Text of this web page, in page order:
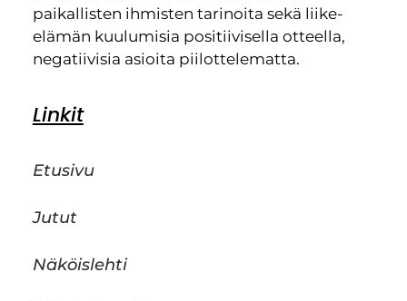
paikallisten ihmisten tarinoita sekä liike-
elämän kuulumisia positiivisella otteella,
negatiivisia asioita piilottelematta.
Linkit
Etusivu
Jutut
Näköislehti